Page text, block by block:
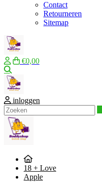
Contact
Retourneren
Sitemap
€0,00
inloggen
18 + Love
Apple